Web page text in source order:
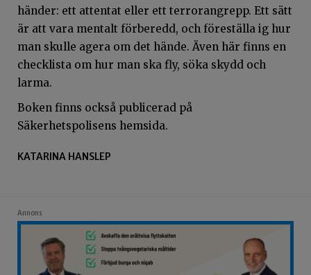
händer: ett attentat eller ett terrorangrepp. Ett sätt
är att vara mentalt förberedd, och föreställa ig hur
man skulle agera om det hände. Även här finns en
checklista om hur man ska fly, söka skydd och
larma.
Boken finns också publicerad på
Säkerhetspolisens hemsida.
KATARINA HANSLEP
Annons